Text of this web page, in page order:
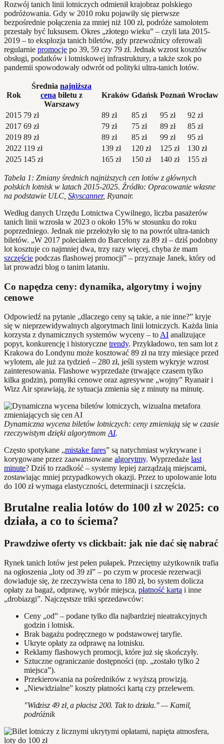
Rozwój tanich linii lotniczych odmienił krajobraz polskiego
podróżowania. Gdy w 2010 roku pojawiły się pierwsze
bezpośrednie połączenia za mniej niż 100 zł, podróże samolotem
przestały być luksusem. Okres „złotego wieku” – czyli lata 2015-
2019 – to eksplozja tanich biletów, gdy przewoźnicy oferowali
regularnie promocje po 39, 59 czy 79 zł. Jednak wzrost kosztów
obsługi, podatków i lotniskowej infrastruktury, a także szok po
pandemii spowodowały odwrót od polityki ultra-tanich lotów.
Rok
Średnia najniższa
cena biletu z
Warszawy
Kraków Gdańsk Poznań Wrocław
2015 79 zł 89 zł 85 zł 95 zł
92 zł
2017 69 zł 79 zł 75 zł 89 zł
85 zł
2019 89 zł 89 zł 85 zł 99 zł
95 zł
2022 119 zł 139 zł 120 zł 125 zł
130 zł
2025 145 zł 165 zł 150 zł 140 zł 155 zł
Tabela 1: Zmiany średnich najniższych cen lotów z głównych
polskich lotnisk w latach 2015-2025. Źródło: Opracowanie własne
na podstawie ULC, Skyscanner, Ryanair.
Według danych Urzędu Lotnictwa Cywilnego, liczba pasażerów
tanich linii wzrosła w 2023 o około 15% w stosunku do roku
poprzedniego. Jednak nie przełożyło się to na powrót ultra-tanich
biletów. „W 2017 poleciałem do Barcelony za 89 zł – dziś podobny
lot kosztuje co najmniej dwa, trzy razy więcej, chyba że mam
szczęście podczas flashowej promocji” – przyznaje Janek, który od
lat prowadzi blog o tanim lataniu.
Co napędza ceny: dynamika, algorytmy i wojny
cenowe
Odpowiedź na pytanie „dlaczego ceny są takie, a nie inne?” kryje
się w nieprzewidywalnych algorytmach linii lotniczych. Każda linia
korzysta z dynamicznych systemów wyceny – to AI analizujące
popyt, konkurencję i historyczne trendy. Przykładowo, ten sam lot z
Krakowa do Londynu może kosztować 89 zł na trzy miesiące przed
wylotem, ale już za tydzień – 280 zł, jeśli system wykryje wzrost
zainteresowania. Flashowe wyprzedaże (trwające czasem tylko
kilka godzin), pomyłki cenowe oraz agresywne „wojny” Ryanair i
Wizz Air sprawiają, że sytuacja zmienia się z minuty na minutę.
Dynamiczna wycena biletów lotniczych: ceny zmieniają się w czasie
rzeczywistym dzięki algorytmom AI.
Często spotykane „mistake fares” są natychmiast wykrywane i
korygowane przez zaawansowane algorytmy. Wyprzedaże last
minute? Dziś to rzadkość – systemy lepiej zarządzają miejscami,
zostawiając mniej przypadkowych okazji. Przez to upolowanie lotu
do 100 zł wymaga elastyczności, determinacji i szczęścia.
Brutalne realia lotów do 100 zł w 2025: co
działa, a co to ściema?
Prawdziwe oferty vs clickbait: jak nie dać się nabrać
Rynek tanich lotów jest pełen pułapek. Przeciętny użytkownik trafia
na ogłoszenia „loty od 39 zł” – po czym w procesie rezerwacji
dowiaduje się, że rzeczywista cena to 180 zł, bo system dolicza
opłaty za bagaż, odprawę, wybór miejsca, płatność kartą i inne
„drobiazgi”. Najczęstsze triki sprzedawców:
Ceny „od” – podane tylko dla najbardziej nieatrakcyjnych
godzin i lotnisk.
Brak bagażu podręcznego w podstawowej taryfie.
Ukryte opłaty za odprawę na lotnisku.
Reklamy flashowych promocji, które już się skończyły.
Sztuczne ograniczanie dostępności (np. „zostało tylko 2
miejsca”).
Przekierowania na pośredników z wyższą prowizją.
„Niewidzialne” koszty płatności kartą czy przelewem.
"Widzisz 49 zł, a płacisz 200. Tak to działa." — Kamil,
podróżnik